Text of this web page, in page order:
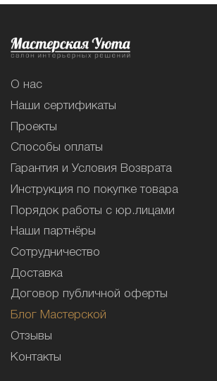
О нас
Наши сертификаты
Проекты
Способы оплаты
Гарантия и Условия Возврата
Инструкция по покупке товара
Порядок работы с юр.лицами
Наши партнёры
Сотрудничество
Доставка
Договор публичной оферты
Блог Мастерской
Отзывы
Контакты